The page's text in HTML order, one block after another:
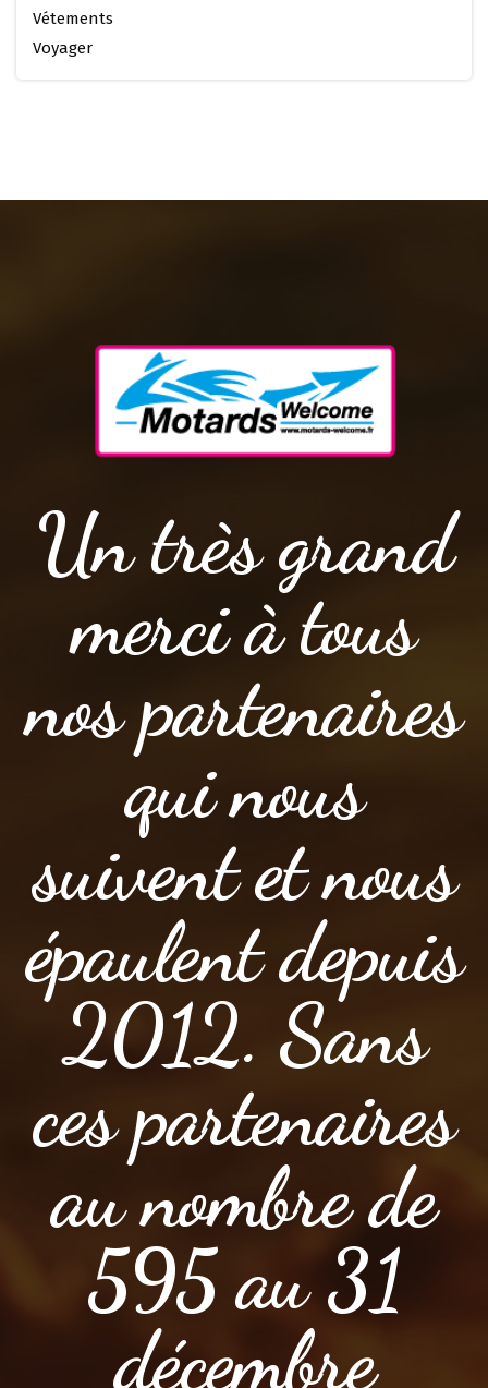
Vétements
Voyager
Un très grand
merci à tous
nos partenaires
qui nous
suivent et nous
épaulent depuis
2012. Sans
ces partenaires
au nombre de
595 au 31
décembre